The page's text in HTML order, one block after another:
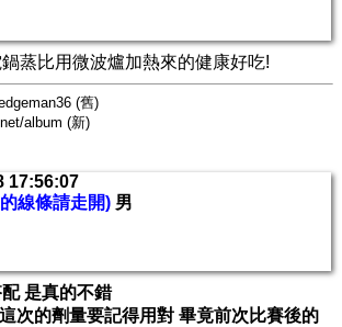
蒸比用微波爐加熱來的健康好吃!
(舊)
album (新)
17:56:07
線條請走開) 男
是真的不錯
次的劑量要記得用對 畢竟前次比賽後的